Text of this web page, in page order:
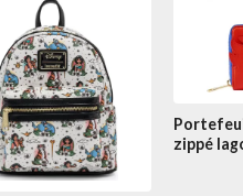
zippé